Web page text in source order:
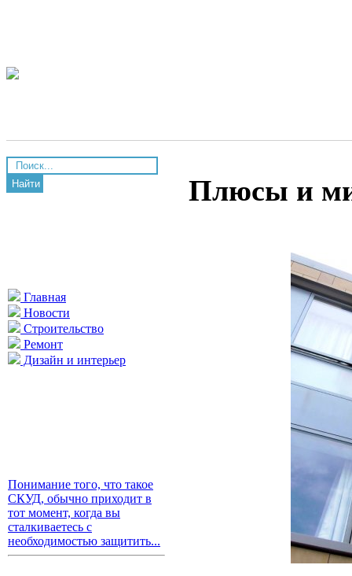
Найти
Главная
Новости
Строительство
Ремонт
Дизайн и интерьер
Понимание того, что такое
СКУД, обычно приходит в
тот момент, когда вы
сталкиваетесь с
необходимостью защитить...
Плюсы и